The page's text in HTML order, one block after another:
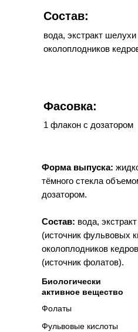
Состав:
Фасовка:
вода, экстракт шелухи
околоплодников
1 флакон с дозатором
Форма выпуска:
тёмного стекла
дозатором.
Состав: вода,
(источник фульвовых
околоплодников
(источник фолатов).
Биологически
активное вещество
Фолаты
Фульвовые кислоты